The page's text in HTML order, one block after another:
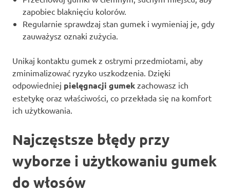
zapobiec blaknięciu kolorów.
Regularnie sprawdzaj stan gumek i wymieniaj je, gdy
zauważysz oznaki zużycia.
Unikaj kontaktu gumek z ostrymi przedmiotami, aby
zminimalizować ryzyko uszkodzenia. Dzięki
odpowiedniej pielęgnacji gumek zachowasz ich
estetykę oraz właściwości, co przekłada się na komfort
ich użytkowania.
Najczęstsze błędy przy
wyborze i użytkowaniu gumek
do włosów